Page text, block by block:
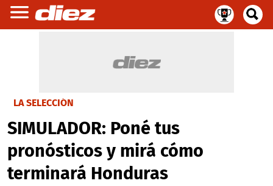
LA SELECCIÓN
SIMULADOR: Poné tus
pronósticos y mirá cómo
terminará Honduras